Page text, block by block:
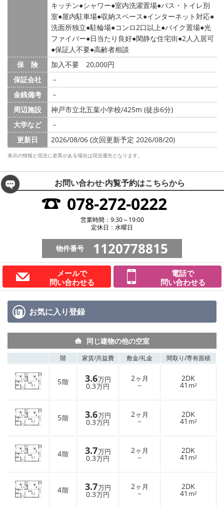
キッチン シャワー 室内洗濯置場 バス・トイレ別
室 屋内駐車場 収納スペース インターネット対応
洗面所独立 駐輪場 コンロ2口以上 バイク置場 光
ファイバー 日当たり良好 閑静な住宅街 2人入居可
保証人不要 高齢者相談
保 険
加入不要 20,000円
保証会社
－
金銭備考
－
周辺施設
神戸市立北五葉小学校/425m (徒歩6分)
大学など
－
更新日
2026/08/06 (次回更新予定 2026/08/20)
表示の情報と現況に差異がある場合は現況優先となります。
お問い合わせ·内覧予約はこちらから
078-272-0222
営業時間：9:30～19:00
定休日：水曜日
物件番号 1120778815
メールで
問い合わせる
電話で
問い合わせる
お気に入り登録
同じ建物の他の空室
階 家賃/共益費 敷金/礼金 間取り/専有面積
5階 3.6万円
0.3万円
2ヶ月
－
2DK
41 m²
5階 3.6万円
0.3万円
2ヶ月
－
2DK
41 m²
4階 3.7万円
0.3万円
2ヶ月
－
2DK
41 m²
4階 3.7万円
0.3万円
2ヶ月
－
2DK
41 m²